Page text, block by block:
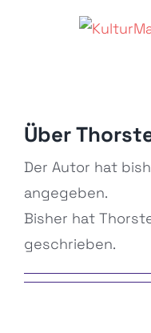
Über
Der Autor hat
angegeben.
Bisher hat
geschrieben.
Studentisches